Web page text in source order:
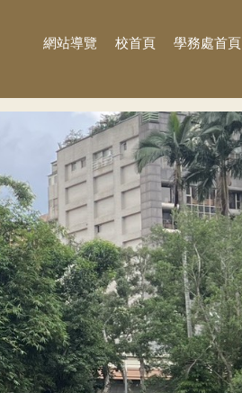
網站導覽 校首頁 學務處首頁